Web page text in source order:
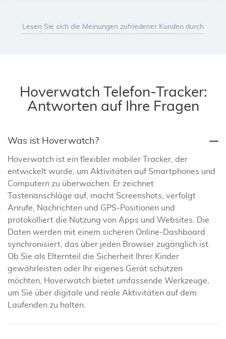
Lesen Sie sich die Meinungen zufriedener Kunden durch
Hoverwatch Telefon-Tracker:
Antworten auf Ihre Fragen
Was ist Hoverwatch?
Hoverwatch ist ein flexibler mobiler Tracker, der
entwickelt wurde, um Aktivitäten auf Smartphones und
Computern zu überwachen. Er zeichnet
Tastenanschläge auf, macht Screenshots, verfolgt
Anrufe, Nachrichten und GPS-Positionen und
protokolliert die Nutzung von Apps und Websites. Die
Daten werden mit einem sicheren Online-Dashboard
synchronisiert, das über jeden Browser zugänglich ist.
Ob Sie als Elternteil die Sicherheit Ihrer Kinder
gewährleisten oder Ihr eigenes Gerät schützen
möchten, Hoverwatch bietet umfassende Werkzeuge,
um Sie über digitale und reale Aktivitäten auf dem
Laufenden zu halten.